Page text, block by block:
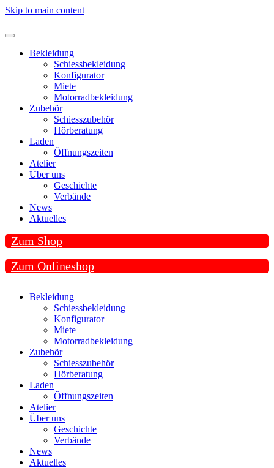
Skip to main content
Bekleidung
Schiessbekleidung
Konfigurator
Miete
Motorradbekleidung
Zubehör
Schiesszubehör
Hörberatung
Laden
Öffnungszeiten
Atelier
Über uns
Geschichte
Verbände
News
Aktuelles
Zum Shop
Zum Onlineshop
Bekleidung
Schiessbekleidung
Konfigurator
Miete
Motorradbekleidung
Zubehör
Schiesszubehör
Hörberatung
Laden
Öffnungszeiten
Atelier
Über uns
Geschichte
Verbände
News
Aktuelles